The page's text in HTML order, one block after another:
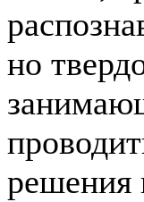
но
решения